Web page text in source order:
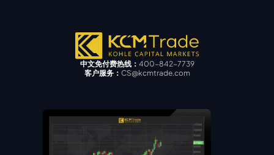
中文免付费热线： 400-842-7739
客户服务： CS@kcmtrade.com